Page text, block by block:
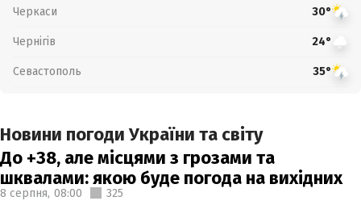
Черкаси 30°
Чернігів 24°
Севастополь 35°
Новини погоди України та світу
До +38, але місцями з грозами та
шквалами: якою буде погода на вихідних
8 серпня, 08:00 325